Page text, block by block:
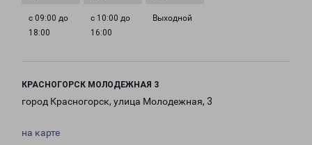
с 09:00 до
18:00
с 10:00 до
16:00
Выходной
КРАСНОГОРСК МОЛОДЕЖНАЯ 3
город Красногорск, улица Молодежная, 3
на карте